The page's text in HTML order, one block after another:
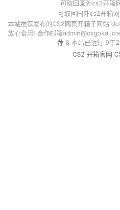
可取回国外cs2开箱
可取回国外cs2开箱
本站推荐发布的CS2网页开箱子网站
放心食用! 合作邮箱
荐& 本站已运行 9年
CS2 开箱官网